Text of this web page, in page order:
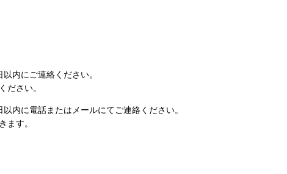
内にご連絡ください。
ださい。
内に電話またはメールにてご連絡ください。
ます。